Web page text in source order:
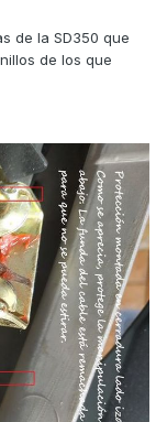
de la SD350 que
de los que